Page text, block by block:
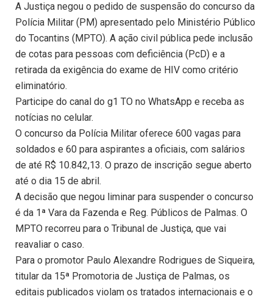
A Justiça negou o pedido de suspensão do concurso da
Polícia Militar (PM) apresentado pelo Ministério Público
do Tocantins (MPTO). A ação civil pública pede inclusão
de cotas para pessoas com deficiência (PcD) e a
retirada da exigência do exame de HIV como critério
eliminatório.
Participe do canal do g1 TO no WhatsApp e receba as
notícias no celular.
O concurso da Polícia Militar oferece 600 vagas para
soldados e 60 para aspirantes a oficiais, com salários
de até R$ 10.842,13. O prazo de inscrição segue aberto
até o dia 15 de abril.
A decisão que negou liminar para suspender o concurso
é da 1ª Vara da Fazenda e Reg. Públicos de Palmas. O
MPTO recorreu para o Tribunal de Justiça, que vai
reavaliar o caso.
Para o promotor Paulo Alexandre Rodrigues de Siqueira,
titular da 15ª Promotoria de Justiça de Palmas, os
editais publicados violam os tratados internacionais e o